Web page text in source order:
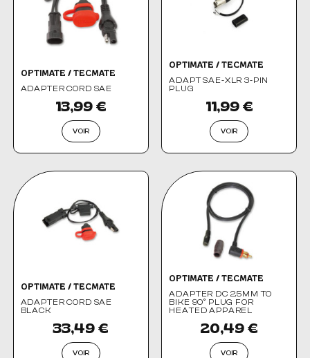
OPTIMATE / TECMATE
ADAPTER CORD SAE
13,99 €
VOIR
OPTIMATE / TECMATE
ADAPT SAE-XLR 3-PIN
PLUG
11,99 €
VOIR
OPTIMATE / TECMATE
ADAPTER CORD SAE
BLACK
33,49 €
VOIR
OPTIMATE / TECMATE
ADAPTER DC 2.5MM TO
BIKE 90° PLUG FOR
HEATED APPAREL
20,49 €
VOIR